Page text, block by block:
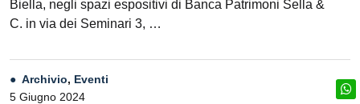
Biella, negli spazi espositivi di Banca Patrimoni Sella &
C. in via dei Seminari 3, …
Archivio, Eventi
5 Giugno 2024